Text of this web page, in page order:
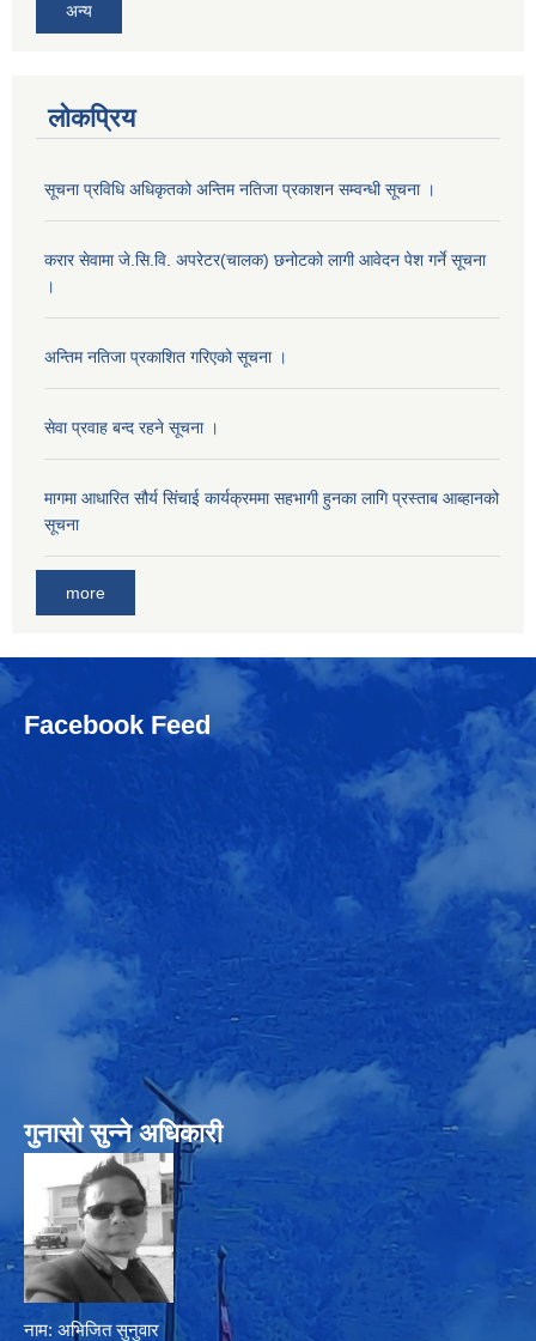
अन्य
लोकप्रिय
सूचना प्रविधि अधिकृतको अन्तिम नतिजा प्रकाशन सम्वन्धी सूचना ।
करार सेवामा जे.सि.वि. अपरेटर(चालक) छनोटको लागी आवेदन पेश गर्ने सूचना
।
अन्तिम नतिजा प्रकाशित गरिएको सूचना ।
सेवा प्रवाह बन्द रहने सूचना ।
मागमा आधारित सौर्य सिंचाई कार्यक्रममा सहभागी हुनका लागि प्रस्ताब आब्हानको
सूचना
more
Facebook Feed
गुनासो सुन्‍ने अधिकारी
नाम: अभिजित सुनुवार